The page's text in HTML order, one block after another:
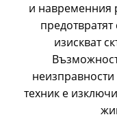
и навременния
изискват
техник е